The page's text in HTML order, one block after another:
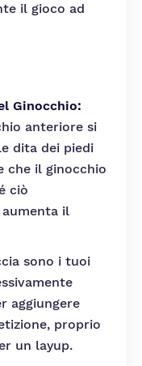
il gioco ad
Ginocchio:
anteriore si
dita dei piedi
che il ginocchio
ciò
il
sono i tuoi
aggiungere
proprio
un layup.